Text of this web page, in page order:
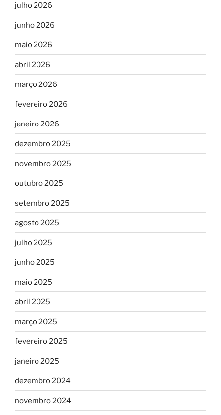
julho 2026
junho 2026
maio 2026
abril 2026
março 2026
fevereiro 2026
janeiro 2026
dezembro 2025
novembro 2025
outubro 2025
setembro 2025
agosto 2025
julho 2025
junho 2025
maio 2025
abril 2025
março 2025
fevereiro 2025
janeiro 2025
dezembro 2024
novembro 2024